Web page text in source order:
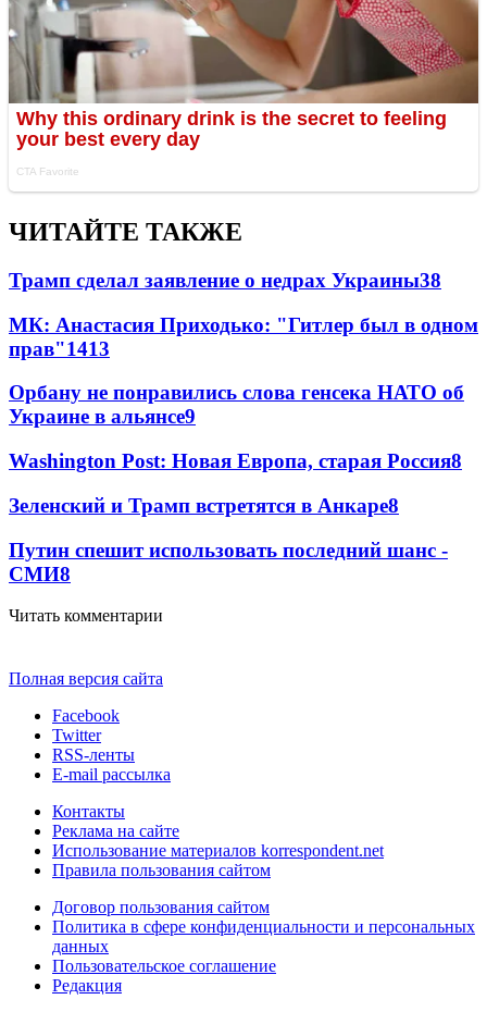
ЧИТАЙТЕ ТАКЖЕ
Трамп сделал заявление о недрах Украины38
МК: Анастасия Приходько: "Гитлер был в одном
прав"1413
Орбану не понравились слова генсека НАТО об
Украине в альянсе9
Washington Post: Новая Европа, старая Россия8
Зеленский и Трамп встретятся в Анкаре8
Путин спешит использовать последний шанс -
СМИ8
Читать комментарии
Полная версия сайта
Facebook
Twitter
RSS-ленты
E-mail рассылка
Контакты
Реклама на сайте
Использование материалов korrespondent.net
Правила пользования сайтом
Договор пользования сайтом
Политика в сфере конфиденциальности и персональных
данных
Пользовательское соглашение
Редакция